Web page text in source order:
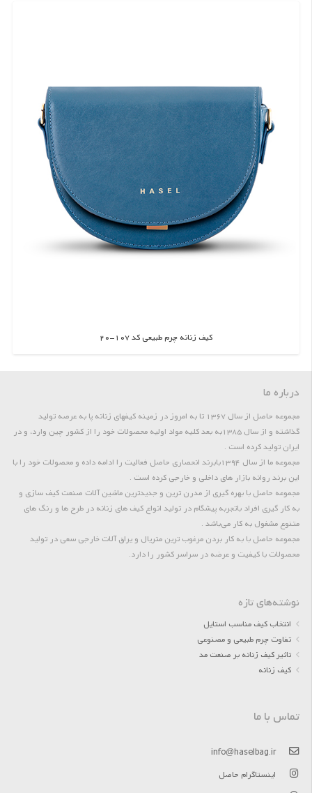
کیف زنانه چرم طبیعی کد 107-20
اطلاعات بیشتر
درباره ما
مجموعه حاصل از سال 1367 تا به امروز در زمینه کیفهای زنانه پا به عرصه تولید
گذاشته و از سال 1385به بعد کلیه مواد اولیه محصولات خود را از کشور چین وارد، و در
ایران تولید کرده است .
مجموعه ما از سال 1394بابرند انحصاری حاصل فعالیت را ادامه داده و محصولات خود را با
این برند روانه بازار های داخلی و خارجی کرده است .
مجموعه حاصل با بهره گیری از مدرن ترین و جدیدترین ماشین آلات صنعت کیف سازی و
به کار گیری افراد باتجربه پیشگام در تولید انواع کیف های زنانه در طرح ها و رنگ های
متنوع مشغول به کار می‌باشد .
مجموعه حاصل با به کار بردن مرغوب ترین متریال و یراق آلات خارجی سعی در تولید
محصولات با کیفیت و عرضه در سراسر کشور را دارد.
نوشته‌های تازه
انتخاب کیف مناسب استایل
تفاوت چرم طبیعی و مصنوعی
تاثیر کیف زنانه بر صنعت مد
کیف زنانه
تماس با ما
info@haselbag.ir
اینستاگرام حاصل